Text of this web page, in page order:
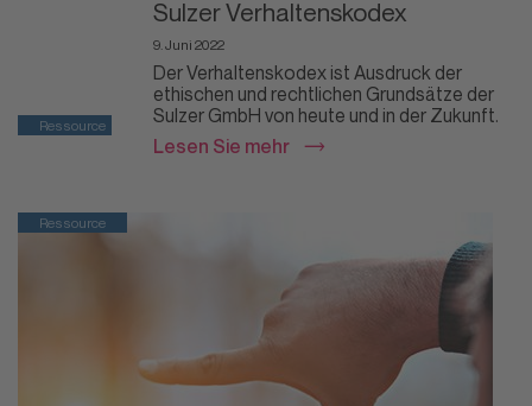
Ähnliche Beiträge
Ressource
Sulzer Verhaltenskodex
9. Juni 2022
Der Verhaltenskodex ist Ausdruck der
ethischen und rechtlichen Grundsätze der
Sulzer GmbH von heute und in der Zukunft.
Lesen Sie mehr
Ressource